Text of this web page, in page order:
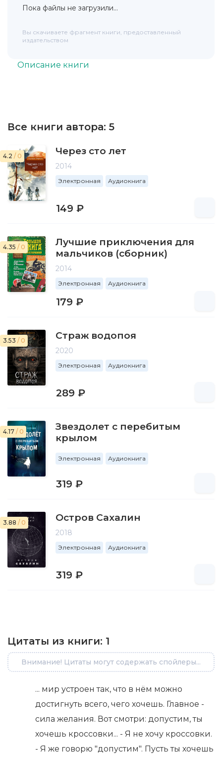
Описание книги
Все книги автора: 5
4.2 / 0 Через сто лет
2014
Электронная Аудиокнига
149 ₽
4.35 / 0
Лучшие приключения для
мальчиков (сборник)
2014
Электронная Аудиокнига
179 ₽
3.53 / 0 Страж водопоя
2020
Электронная Аудиокнига
289 ₽
4.17 / 0
Звездолет с перебитым
крылом
Электронная Аудиокнига
319 ₽
3.88 / 0 Остров Сахалин
2018
Электронная Аудиокнига
319 ₽
Цитаты из книги: 1
Внимание! Цитаты могут содержать спойлеры...
... мир устроен так, что в нём можно
достигнуть всего, чего хочешь. Главное -
сила желания. Вот смотри: допустим, ты
хочешь кроссовки... - Я не хочу кроссовки.
- Я же говорю "допустим". Пусть ты хочешь
Пока файлы не загрузили...
Вы скачиваете фрагмент книги, предоставленный
издательством